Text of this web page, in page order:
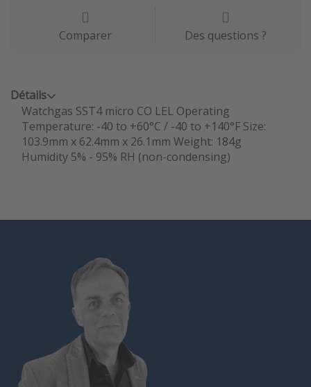
Comparer Des questions ?
Détails
Watchgas SST4 micro CO LEL Operating
Temperature: -40 to +60°C / -40 to +140°F Size:
103.9mm x 62.4mm x 26.1mm Weight: 184g
Humidity 5% - 95% RH (non-condensing)